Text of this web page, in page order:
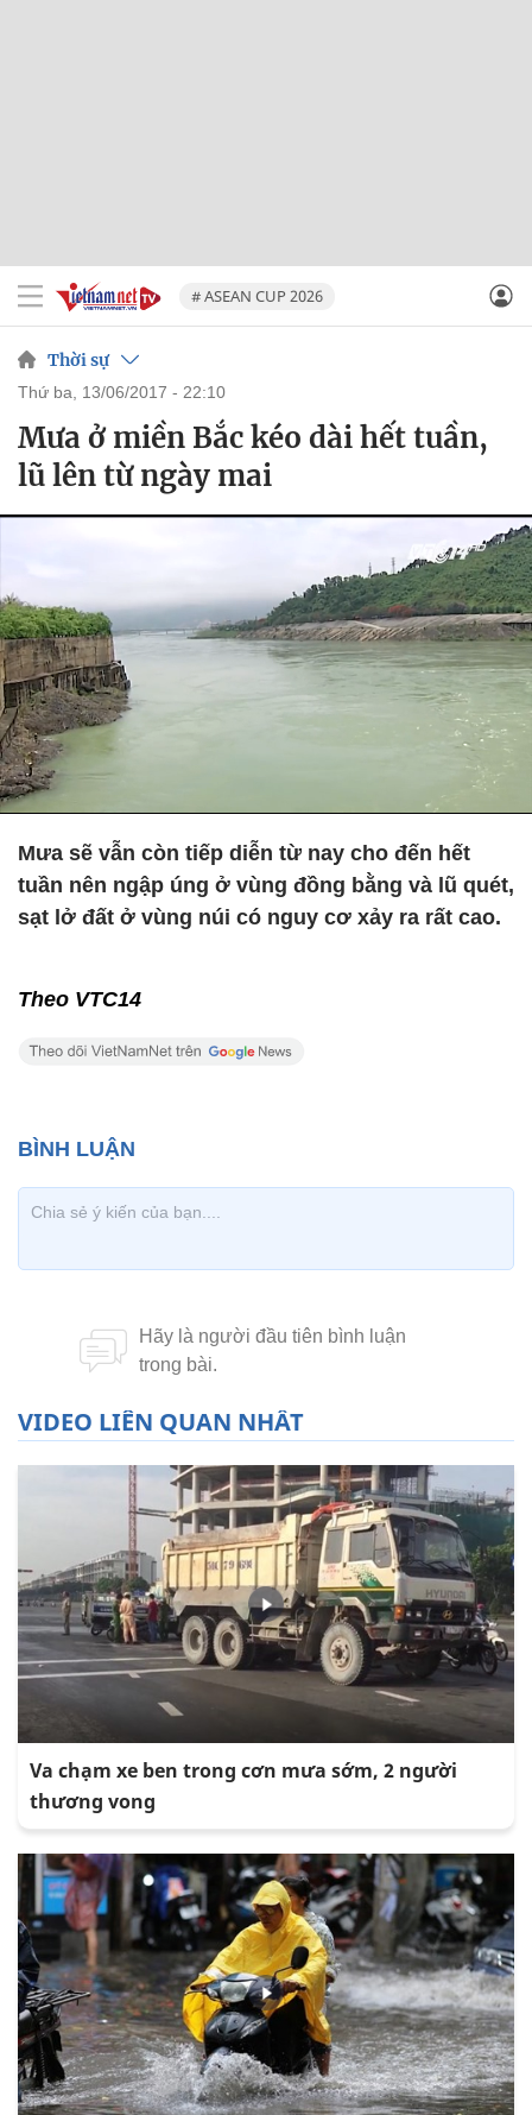
# ASEAN CUP 2026
Thời sự
thứ ba, 13/06/2017 - 22:10
Mưa ở miền Bắc kéo dài hết tuần,
lũ lên từ ngày mai
Mưa sẽ vẫn còn tiếp diễn từ nay cho đến hết
tuần nên ngập úng ở vùng đồng bằng và lũ quét,
sạt lở đất ở vùng núi có nguy cơ xảy ra rất cao.
Theo VTC14
VIDEO LIÊN QUAN NHẤT
Va chạm xe ben trong cơn mưa sớm, 2 người
thương vong